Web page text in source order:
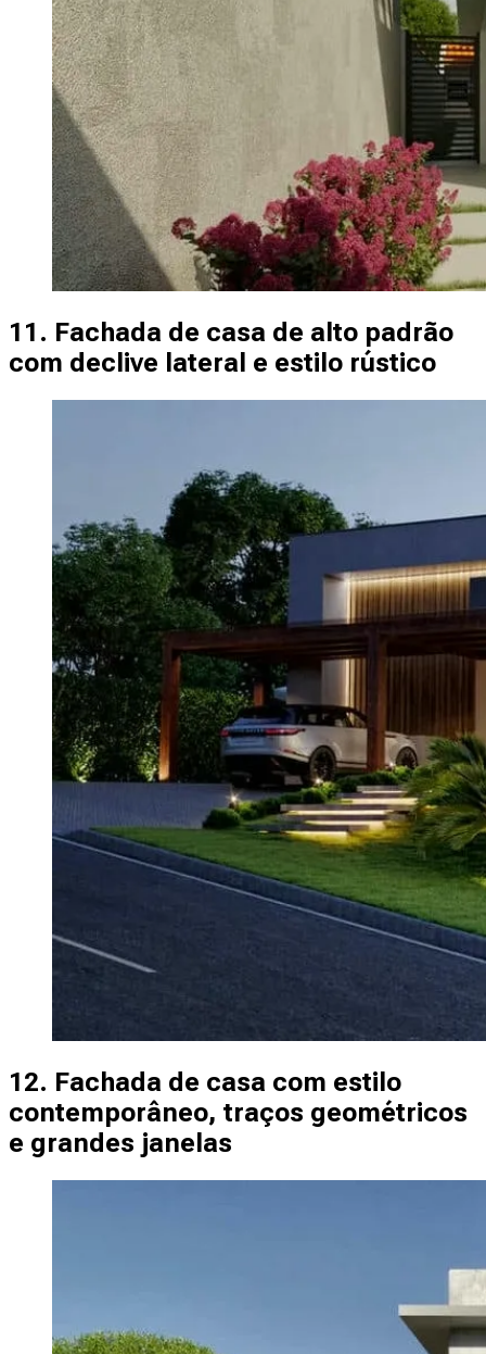
11. Fachada de casa de alto padrão
com declive lateral e estilo rústico
12. Fachada de casa com estilo
contemporâneo, traços geométricos
e grandes janelas